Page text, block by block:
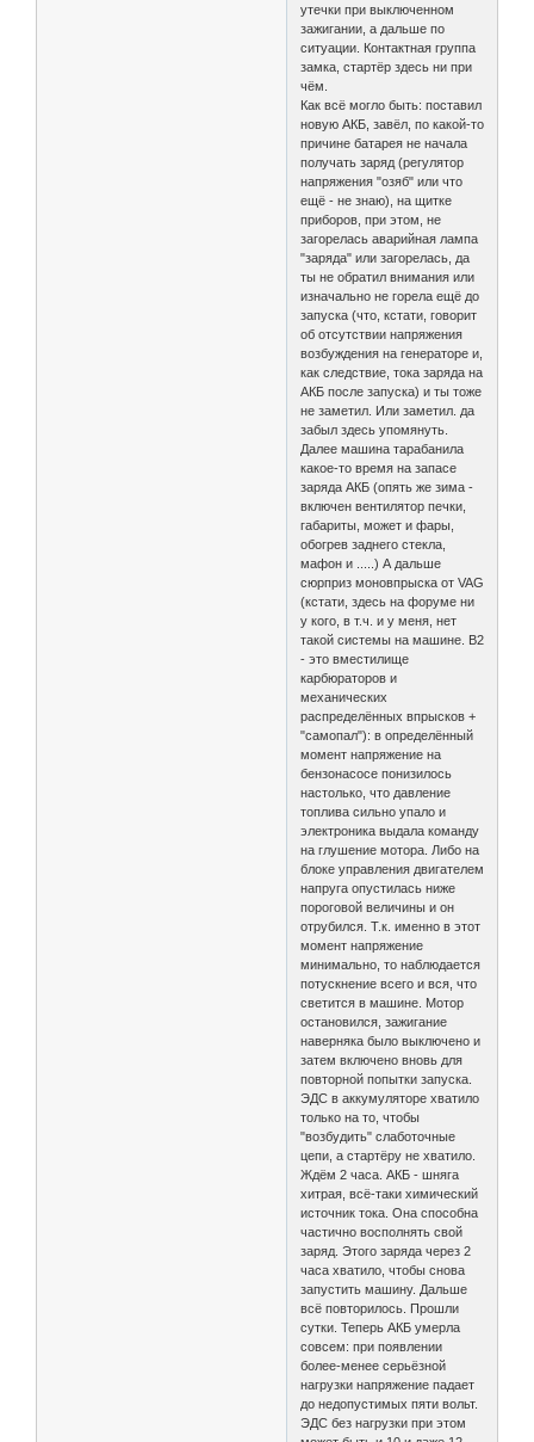
утечки при выключенном
зажигании, а дальше по
ситуации. Контактная группа
замка, стартёр здесь ни при
чём.
Как всё могло быть: поставил
новую АКБ, завёл, по какой-то
причине батарея не начала
получать заряд (регулятор
напряжения "озяб" или что
ещё - не знаю), на щитке
приборов, при этом, не
загорелась аварийная лампа
"заряда" или загорелась, да
ты не обратил внимания или
изначально не горела ещё до
запуска (что, кстати, говорит
об отсутствии напряжения
возбуждения на генераторе и,
как следствие, тока заряда на
АКБ после запуска) и ты тоже
не заметил. Или заметил. да
забыл здесь упомянуть.
Далее машина тарабанила
какое-то время на запасе
заряда АКБ (опять же зима -
включен вентилятор печки,
габариты, может и фары,
обогрев заднего стекла,
мафон и .....) А дальше
сюрприз моновпрыска от VAG
(кстати, здесь на форуме ни
у кого, в т.ч. и у меня, нет
такой системы на машине. B2
- это вместилище
карбюраторов и
механических
распределённых впрысков +
"самопал"): в определённый
момент напряжение на
бензонасосе понизилось
настолько, что давление
топлива сильно упало и
электроника выдала команду
на глушение мотора. Либо на
блоке управления двигателем
напруга опустилась ниже
пороговой величины и он
отрубился. Т.к. именно в этот
момент напряжение
минимально, то наблюдается
потускнение всего и вся, что
светится в машине. Мотор
остановился, зажигание
наверняка было выключено и
затем включено вновь для
повторной попытки запуска.
ЭДС в аккумуляторе хватило
только на то, чтобы
"возбудить" слаботочные
цепи, а стартёру не хватило.
Ждём 2 часа. АКБ - шняга
хитрая, всё-таки химический
источник тока. Она способна
частично восполнять свой
заряд. Этого заряда через 2
часа хватило, чтобы снова
запустить машину. Дальше
всё повторилось. Прошли
сутки. Теперь АКБ умерла
совсем: при появлении
более-менее серьёзной
нагрузки напряжение падает
до недопустимых пяти вольт.
ЭДС без нагрузки при этом